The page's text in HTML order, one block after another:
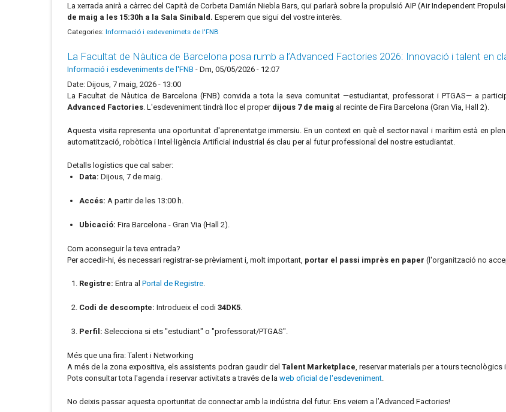
La xerrada anirà a càrrec del Capità de Corbeta Damián Niebla Bars, qui parlarà sobre la propulsió AIP (Air Independent
de maig a les 15:30h a la Sala Sinibald. Esperem que sigui del vostre interès.
Categories: Informació i esdevenimets de l'FNB
La Facultat de Nàutica de Barcelona posa rumb a l’Advanced Factories 2026: Innovació i talent en
Informació i esdeveniments de l'FNB - Dm, 05/05/2026 - 12:07
Date: Dijous, 7 maig, 2026 - 13:00
La Facultat de Nàutica de Barcelona (FNB) convida a tota la seva comunitat —estudiantat, professorat i PTGAS— a
Advanced Factories. L'esdeveniment tindrà lloc el proper dijous 7 de maig al recinte de Fira Barcelona (Gran Via, Hall 2).
Aquesta visita representa una oportunitat d'aprenentatge immersiu. En un context en què el sector naval i marítim està en
automatització, robòtica i Intel·ligència Artificial industrial és clau per al futur professional del nostre estudiantat.
Detalls logístics que cal saber:
Data: Dijous, 7 de maig.
Accés: A partir de les 13:00 h.
Ubicació: Fira Barcelona - Gran Via (Hall 2).
Com aconseguir la teva entrada?
Per accedir-hi, és necessari registrar-se prèviament i, molt important, portar el passi imprès en paper (l'organització no
Registre: Entra al Portal de Registre.
Codi de descompte: Introdueix el codi 34DK5.
Perfil: Selecciona si ets "estudiant" o "professorat/PTGAS".
Més que una fira: Talent i Networking
A més de la zona expositiva, els assistents podran gaudir del Talent Marketplace, reservar materials per a tours
Pots consultar tota l'agenda i reservar activitats a través de la web oficial de l'esdeveniment.
No deixis passar aquesta oportunitat de connectar amb la indústria del futur. Ens veiem a l’Advanced Factories!